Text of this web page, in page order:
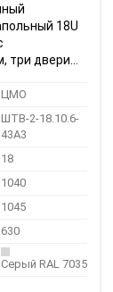
18U
три двери
ЦМО
ШТВ-2-18.10.6-
43А3
18
1040
1045
630
Серый RAL 7035